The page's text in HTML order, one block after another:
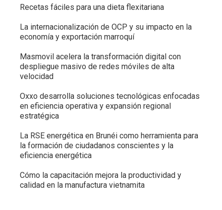
Recetas fáciles para una dieta flexitariana
La internacionalización de OCP y su impacto en la
economía y exportación marroquí
Masmovil acelera la transformación digital con
despliegue masivo de redes móviles de alta
velocidad
Oxxo desarrolla soluciones tecnológicas enfocadas
en eficiencia operativa y expansión regional
estratégica
La RSE energética en Brunéi como herramienta para
la formación de ciudadanos conscientes y la
eficiencia energética
Cómo la capacitación mejora la productividad y
calidad en la manufactura vietnamita